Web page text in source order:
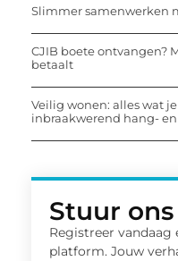
Slimmer samenwerken
CJIB boete ontvangen?
betaalt
Veilig wonen: alles wat
inbraakwerend hang-
Stuur
Registreer vandaag
platform. Jouw